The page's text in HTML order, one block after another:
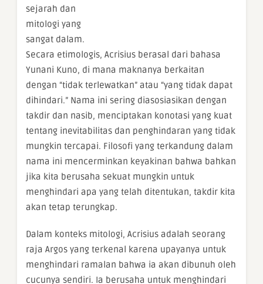
sejarah dan
mitologi yang
sangat dalam.
Secara etimologis, Acrisius berasal dari bahasa
Yunani Kuno, di mana maknanya berkaitan
dengan “tidak terlewatkan” atau “yang tidak dapat
dihindari.” Nama ini sering diasosiasikan dengan
takdir dan nasib, menciptakan konotasi yang kuat
tentang inevitabilitas dan penghindaran yang tidak
mungkin tercapai. Filosofi yang terkandung dalam
nama ini mencerminkan keyakinan bahwa bahkan
jika kita berusaha sekuat mungkin untuk
menghindari apa yang telah ditentukan, takdir kita
akan tetap terungkap.
Dalam konteks mitologi, Acrisius adalah seorang
raja Argos yang terkenal karena upayanya untuk
menghindari ramalan bahwa ia akan dibunuh oleh
cucunya sendiri. Ia berusaha untuk menghindari